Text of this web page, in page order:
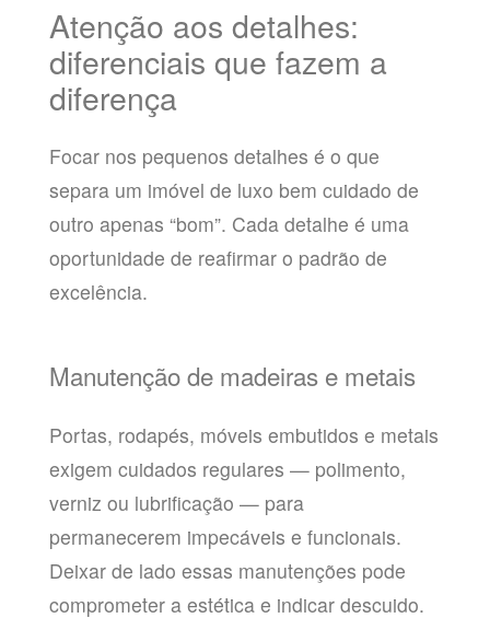
Atenção aos detalhes:
diferenciais que fazem a
diferença
Focar nos pequenos detalhes é o que
separa um imóvel de luxo bem cuidado de
outro apenas “bom”. Cada detalhe é uma
oportunidade de reafirmar o padrão de
excelência.
Manutenção de madeiras e metais
Portas, rodapés, móveis embutidos e metais
exigem cuidados regulares — polimento,
verniz ou lubrificação — para
permanecerem impecáveis e funcionais.
Deixar de lado essas manutenções pode
comprometer a estética e indicar descuido.